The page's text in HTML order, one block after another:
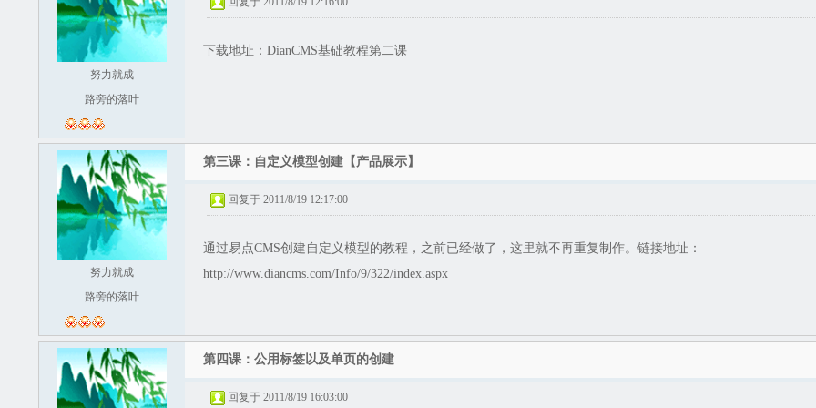
努力就成
路旁的落叶
下载地址： DianCMS基础教程第二课
努力就成
路旁的落叶
第三课：自定义模型创建【产品展示】
回复于 2011/8/19 12:17:00
通过易点CMS创建自定义模型的教程，之前已经做了，这里就不再重复制作。链接地址：
http://www.diancms.com/Info/9/322/index.aspx
第四课：公用标签以及单页的创建
回复于 2011/8/19 16:03:00